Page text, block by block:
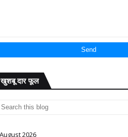
खुशबू दार फूल
August 2026